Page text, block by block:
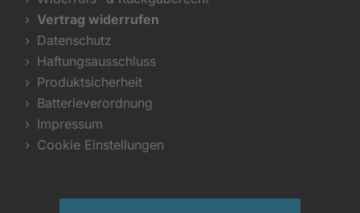
Vertrag widerrufen
Datenschutz
Haftungsausschluss
Produktsicherheit
Batterieverordnung
Impressum
Cookie Einstellungen